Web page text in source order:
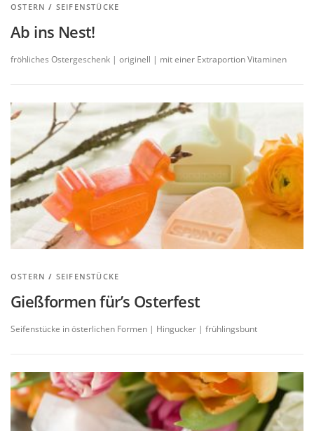
OSTERN / SEIFENSTÜCKE
Ab ins Nest!
fröhliches Ostergeschenk | originell | mit einer Extraportion Vitaminen
OSTERN / SEIFENSTÜCKE
Gießformen für’s Osterfest
Seifenstücke in österlichen Formen | Hingucker | frühlingsbunt